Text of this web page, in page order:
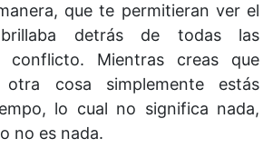
que te permitieran ver el
detrás de todas las
conflicto. Mientras creas que
otra cosa simplemente estás
lo cual no significa nada,
no es nada.